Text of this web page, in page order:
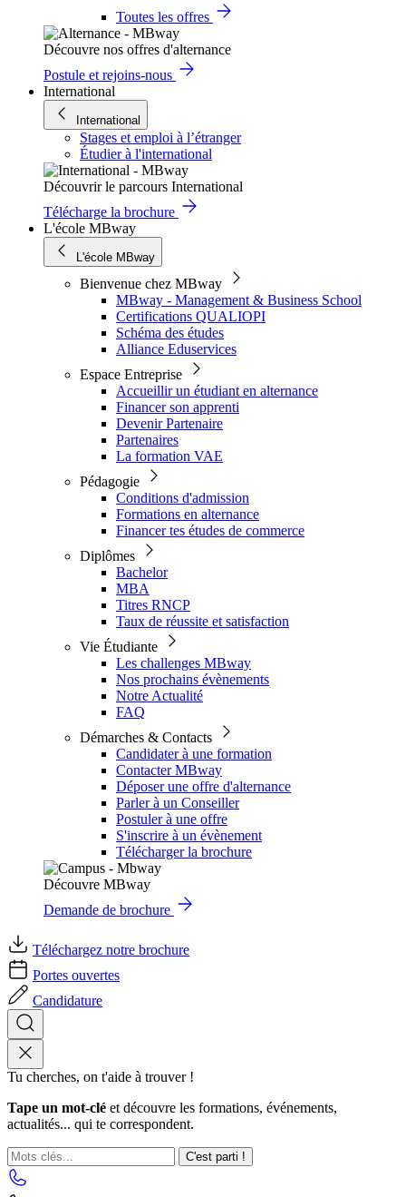
Toutes les offres
Découvre nos offres d'alternance
Postule et rejoins-nous
International
International
Stages et emploi à l’étranger
Étudier à l'international
Découvrir le parcours International
Télécharge la brochure
L'école MBway
L'école MBway
Bienvenue chez MBway
MBway - Management & Business School
Certifications QUALIOPI
Schéma des études
Alliance Eduservices
Espace Entreprise
Accueillir un étudiant en alternance
Financer son apprenti
Devenir Partenaire
Partenaires
La formation VAE
Pédagogie
Conditions d'admission
Formations en alternance
Financer tes études de commerce
Diplômes
Bachelor
MBA
Titres RNCP
Taux de réussite et satisfaction
Vie Étudiante
Les challenges MBway
Nos prochains évènements
Notre Actualité
FAQ
Démarches & Contacts
Candidater à une formation
Contacter MBway
Déposer une offre d'alternance
Parler à un Conseiller
Postuler à une offre
S'inscrire à un évènement
Télécharger la brochure
Découvre MBway
Demande de brochure
Téléchargez notre brochure
Portes ouvertes
Candidature
Tu cherches, on t'aide à trouver !
Tape un mot-clé et découvre les formations, événements,
actualités... qui te correspondent.
C'est parti !